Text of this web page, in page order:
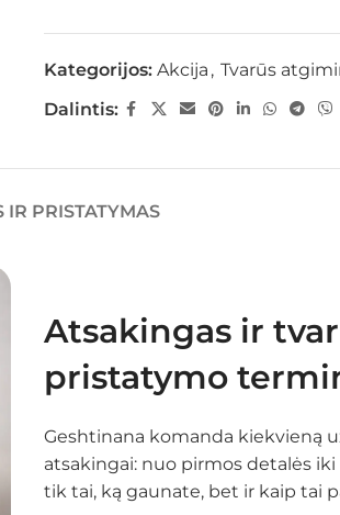
Kategorijos: Akcija , Tvarūs
Dalintis:
IR PRISTATYMAS
Atsakingas ir
pristatymo
Geshtinana komanda kiekvieną
atsakingai: nuo pirmos detalės
tik tai, ką gaunate, bet ir kaip tai